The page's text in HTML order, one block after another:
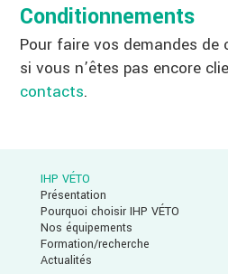
Conditionnements
Pour faire vos demandes
si vous n’êtes pas encore
contacts.
IHP VÉTO
Présentation
Pourquoi choisir IHP VÉTO
Nos équipements
Formation/recherche
Actualités